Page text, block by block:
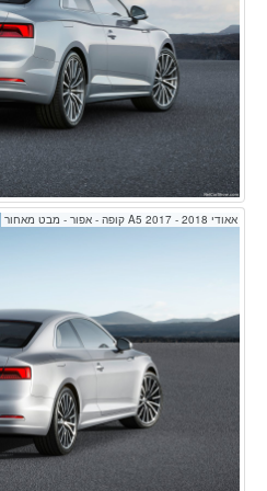
אאודי A5 2017 - 2018 קופה - אפור - מבט מאחור